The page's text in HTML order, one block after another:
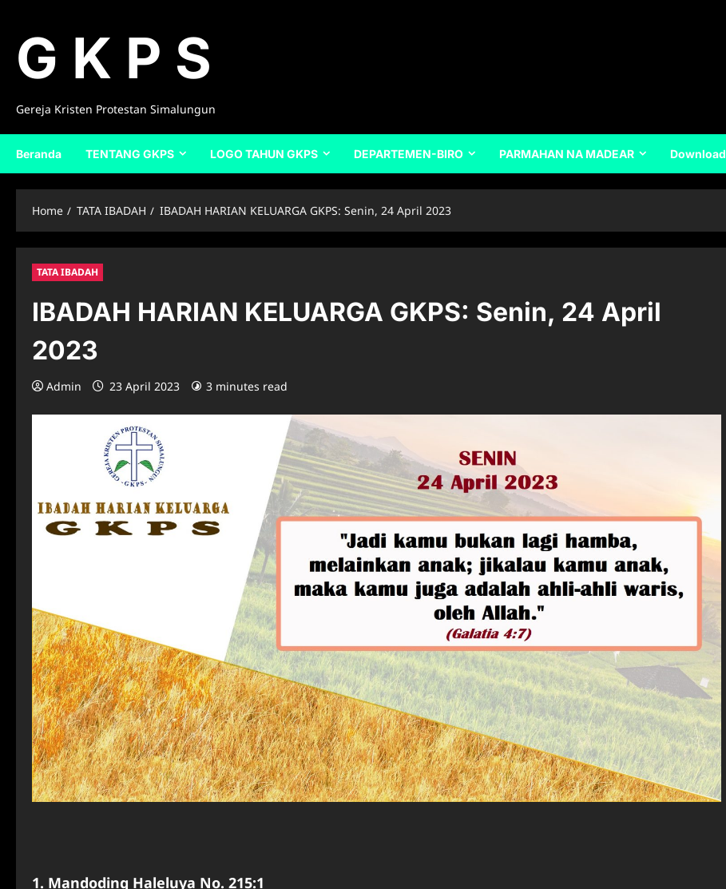
contentG K P S
Gereja Kristen Protestan Simalungun
Beranda TENTANG GKPS LOGO TAHUN GKPS DEPARTEMEN-BIRO PARMAHAN NA MADEAR Download
Home TATA IBADAH IBADAH HARIAN KELUARGA GKPS: Senin, 24 April 2023
TATA IBADAH
IBADAH HARIAN KELUARGA GKPS: Senin, 24 April
2023
Admin 23 April 2023 3 minutes read
1. Mandoding Haleluya No. 215:1